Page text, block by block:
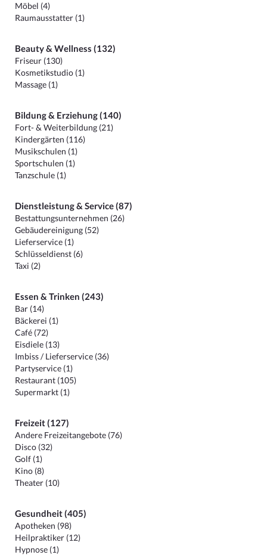
Möbel (4)
Raumausstatter (1)
Beauty & Wellness (132)
Friseur (130)
Kosmetikstudio (1)
Massage (1)
Bildung & Erziehung (140)
Fort- & Weiterbildung (21)
Kindergärten (116)
Musikschulen (1)
Sportschulen (1)
Tanzschule (1)
Dienstleistung & Service (87)
Bestattungsunternehmen (26)
Gebäudereinigung (52)
Lieferservice (1)
Schlüsseldienst (6)
Taxi (2)
Essen & Trinken (243)
Bar (14)
Bäckerei (1)
Café (72)
Eisdiele (13)
Imbiss / Lieferservice (36)
Partyservice (1)
Restaurant (105)
Supermarkt (1)
Freizeit (127)
Andere Freizeitangebote (76)
Disco (32)
Golf (1)
Kino (8)
Theater (10)
Gesundheit (405)
Apotheken (98)
Heilpraktiker (12)
Hypnose (1)